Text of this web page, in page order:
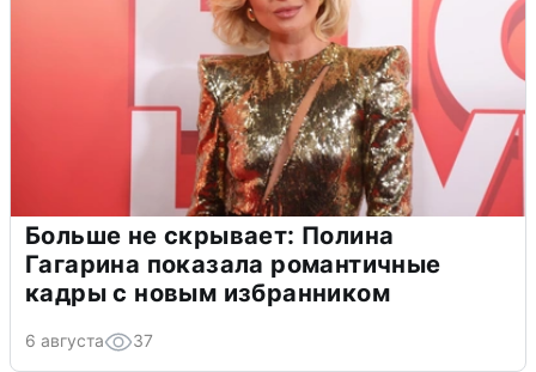
Больше не скрывает: Полина
Гагарина показала романтичные
кадры с новым избранником
6 августа 37